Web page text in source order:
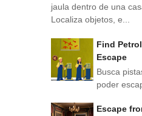
jaula dentro de una
Localiza objetos, e...
Find
Escape
Busca
poder
Escape